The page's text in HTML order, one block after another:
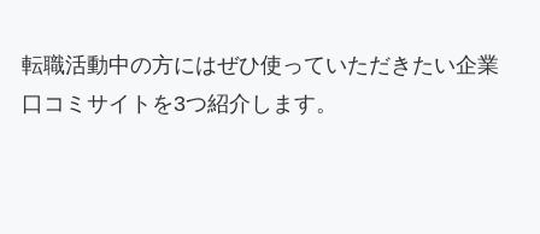
転職活動中の方にはぜひ使っていただきたい企業
口コミサイトを3つ紹介します。